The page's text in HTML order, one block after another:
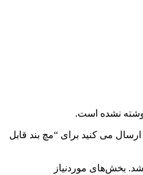
نشده است.
ارسال می کنید برای “مچ بند قابل
شد. بخش‌های موردنیاز